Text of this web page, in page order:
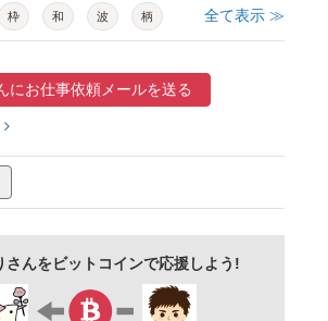
枠 和 波 柄
迎春 元旦 タイトル
ベクター
花
だるま 鯛 門松
鏡餅
セット あしらい 龍
全て表示 ≫
にお仕事依頼メールを送る
さんをビットコインで応援しよう!